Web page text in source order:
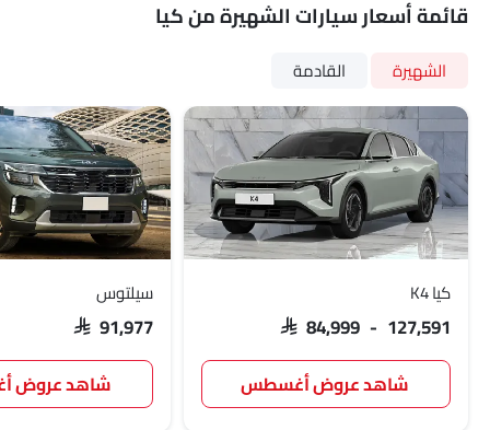
قائمة أسعار سيارات الشهيرة من كيا
الشهيرة القادمة
كيا K4
SAR 84,999 - 127,591
شاهد عروض أغسطس
سيلتوس
SAR 91,977
شاهد عروض